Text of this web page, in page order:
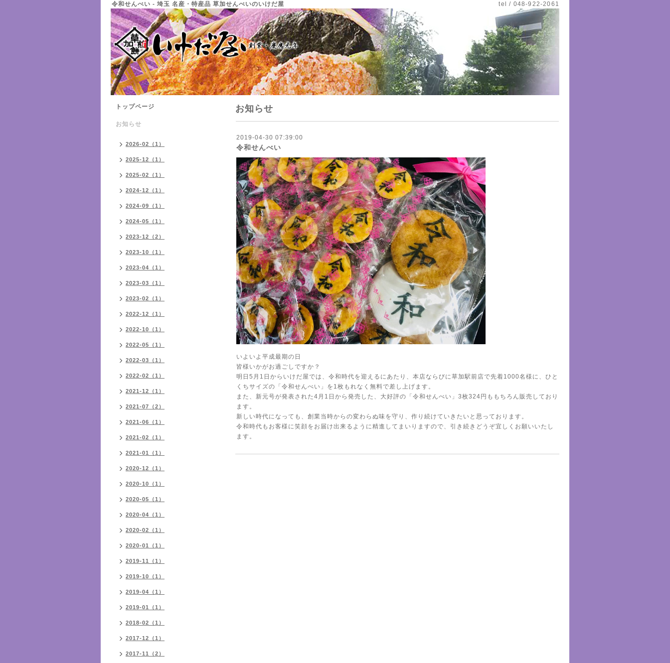
令和せんべい - 埼玉 名産・特産品 草加せんべいのいけだ屋 tel / 048-922-2061
お知らせ
2019-04-30 07:39:00
令和せんべい
いよいよ平成最期の日
皆様いかがお過ごしですか？
明日5月1日からいけだ屋では、令和時代を迎えるにあたり、本店ならびに草加駅前店で先着1000名様に、ひと
くちサイズの「令和せんべい」を1枚もれなく無料で差し上げます。
また、新元号が発表された4月1日から発売した、大好評の「令和せんべい」3枚324円ももちろん販売しており
ます。
新しい時代になっても、創業当時からの変わらぬ味を守り、作り続けていきたいと思っております。
令和時代もお客様に笑顔をお届け出来るように精進してまいりますので、引き続きどうぞ宜しくお願いいたし
ます。
トップページ
お知らせ
2026-02（1）
2025-12（1）
2025-02（1）
2024-12（1）
2024-09（1）
2024-05（1）
2023-12（2）
2023-10（1）
2023-04（1）
2023-03（1）
2023-02（1）
2022-12（1）
2022-10（1）
2022-05（1）
2022-03（1）
2022-02（1）
2021-12（1）
2021-07（2）
2021-06（1）
2021-02（1）
2021-01（1）
2020-12（1）
2020-10（1）
2020-05（1）
2020-04（1）
2020-02（1）
2020-01（1）
2019-11（1）
2019-10（1）
2019-04（1）
2019-01（1）
2018-02（1）
2017-12（1）
2017-11（2）